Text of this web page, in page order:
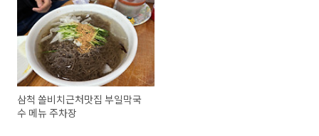
삼척 쏠비치근처맛집 부일막국
수 메뉴 주차장